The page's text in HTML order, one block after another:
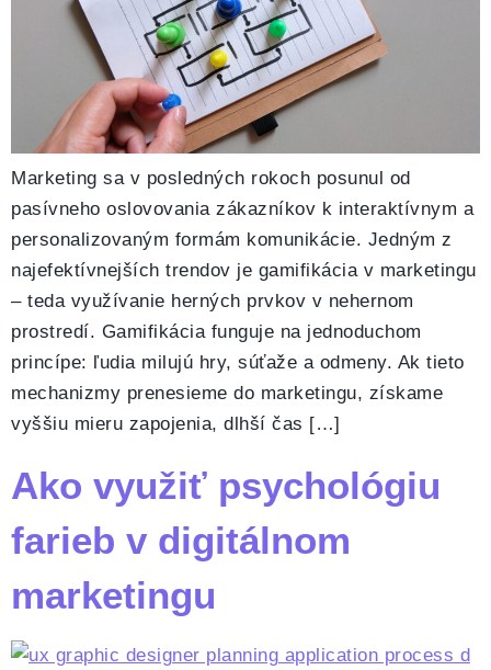
Marketing sa v posledných rokoch posunul od
pasívneho oslovovania zákazníkov k interaktívnym a
personalizovaným formám komunikácie. Jedným z
najefektívnejších trendov je gamifikácia v marketingu
– teda využívanie herných prvkov v nehernom
prostredí. Gamifikácia funguje na jednoduchom
princípe: ľudia milujú hry, súťaže a odmeny. Ak tieto
mechanizmy prenesieme do marketingu, získame
vyššiu mieru zapojenia, dlhší čas […]
Ako využiť psychológiu
farieb v digitálnom
marketingu